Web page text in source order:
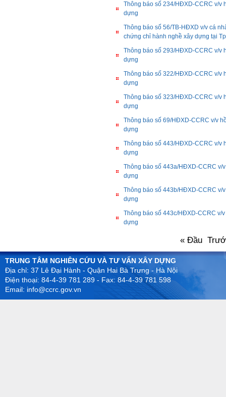
Thông báo số 234/HĐXD-CCRC v/v
dựng
Thông báo số 56/TB-HĐXD v/v cá
chứng chỉ hành nghề xây dựng tại
Thông báo số 293/HĐXD-CCRC v/v
dựng
Thông báo số 322/HĐXD-CCRC v/v
dựng
Thông báo số 323/HĐXD-CCRC v/v
dựng
Thông báo số 69/HĐXD-CCRC v/v
dựng
Thông báo số 443/HĐXD-CCRC v/v
dựng
Thông báo số 443a/HĐXD-CCRC v/
dựng
Thông báo số 443b/HĐXD-CCRC v/
dựng
Thông báo số 443c/HĐXD-CCRC v/
dựng
« Đầu
TRUNG TÂM NGHIÊN CỨU VÀ TƯ VẤN XÂY DỰNG
Địa chỉ: 37 Lê Đại Hành - Quận Hai Bà Trưng - Hà Nội
Điện thoại: 84-4-39 781 289 - Fax: 84-4-39 781 598
Email: info@ccrc.gov.vn